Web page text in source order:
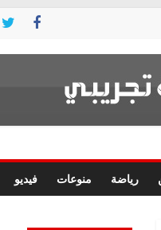
رياضة منوعات فيديو